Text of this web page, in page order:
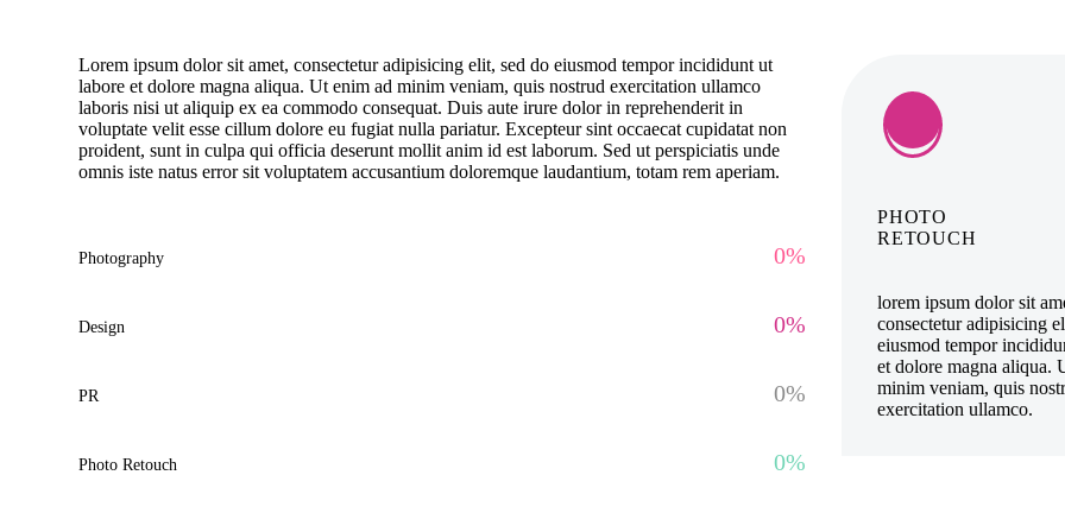
Lorem ipsum dolor sit amet, consectetur adipisicing elit, sed do eiusmod tempor incididunt ut
labore et dolore magna aliqua. Ut enim ad minim veniam, quis nostrud exercitation ullamco
laboris nisi ut aliquip ex ea commodo consequat. Duis aute irure dolor in reprehenderit in
voluptate velit esse cillum dolore eu fugiat nulla pariatur. Excepteur sint occaecat cupidatat non
proident, sunt in culpa qui officia deserunt mollit anim id est laborum. Sed ut perspiciatis unde
omnis iste natus error sit voluptatem accusantium doloremque laudantium, totam rem aperiam.
Photography 0%
Design 0%
PR 0%
Photo Retouch 0%
PHOTO
RETOUCH
lorem ipsum dolor sit
consectetur adipisicing
eiusmod tempor
et dolore magna aliqua.
minim veniam, quis
exercitation ullamco.